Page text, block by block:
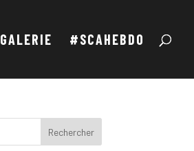
GALERIE #SCAHEBDO
Rechercher